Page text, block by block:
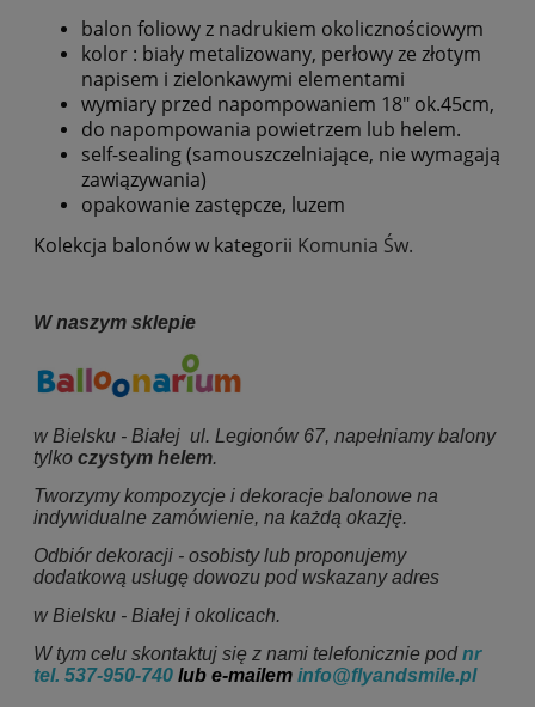
balon foliowy z nadrukiem okolicznościowym
kolor : biały metalizowany, perłowy ze złotym
napisem i zielonkawymi elementami
wymiary przed napompowaniem 18" ok.45cm,
do napompowania powietrzem lub helem.
self-sealing (samouszczelniające, nie wymagają
zawiązywania)
opakowanie zastępcze, luzem
Kolekcja balonów w kategorii Komunia Św.
W naszym sklepie
w Bielsku - Białej ul. Legionów 67, napełniamy balony
tylko czystym helem.
Tworzymy kompozycje i dekoracje balonowe na
indywidualne zamówienie, na każdą okazję.
Odbiór dekoracji - osobisty lub proponujemy
dodatkową usługę dowozu pod wskazany adres
w Bielsku - Białej i okolicach.
W tym celu skontaktuj się z nami telefonicznie podnr
tel. 537-950-740 lub e-mailem info@flyandsmile.pl